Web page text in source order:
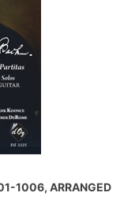
1006, ARRANGED